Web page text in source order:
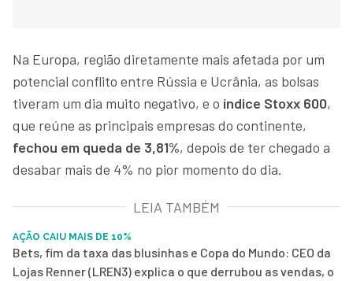
Na Europa, região diretamente mais afetada por um
potencial conflito entre Rússia e Ucrânia, as bolsas
tiveram um dia muito negativo, e o índice Stoxx 600,
que reúne as principais empresas do continente,
fechou em queda de 3,81%, depois de ter chegado a
desabar mais de 4% no pior momento do dia.
LEIA TAMBÉM
AÇÃO CAIU MAIS DE 10%
Bets, fim da taxa das blusinhas e Copa do Mundo: CEO da
Lojas Renner (LREN3) explica o que derrubou as vendas, o